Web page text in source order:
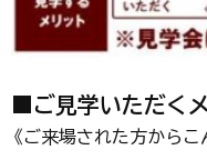
■ご見学いただく
《ご来場された方から